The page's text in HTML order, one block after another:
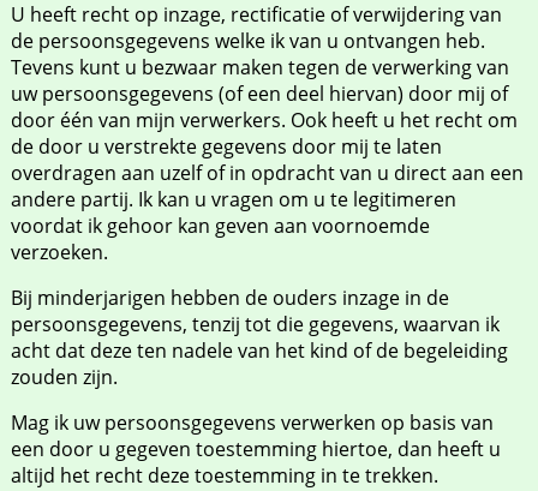
U heeft recht op inzage, rectificatie of verwijdering van
de persoonsgegevens welke ik van u ontvangen heb.
Tevens kunt u bezwaar maken tegen de verwerking van
uw persoonsgegevens (of een deel hiervan) door mij of
door één van mijn verwerkers. Ook heeft u het recht om
de door u verstrekte gegevens door mij te laten
overdragen aan uzelf of in opdracht van u direct aan een
andere partij. Ik kan u vragen om u te legitimeren
voordat ik gehoor kan geven aan voornoemde
verzoeken.
Bij minderjarigen hebben de ouders inzage in de
persoonsgegevens, tenzij tot die gegevens, waarvan ik
acht dat deze ten nadele van het kind of de begeleiding
zouden zijn.
Mag ik uw persoonsgegevens verwerken op basis van
een door u gegeven toestemming hiertoe, dan heeft u
altijd het recht deze toestemming in te trekken.